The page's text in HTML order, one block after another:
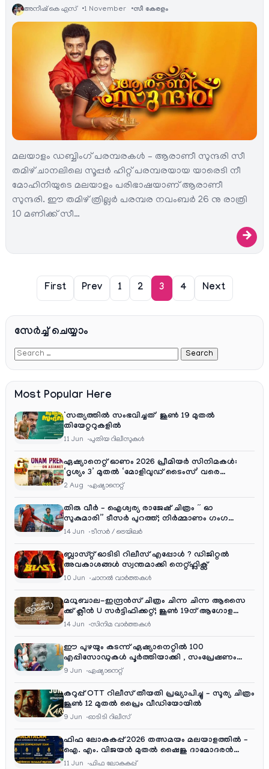
അനീഷ്‌ കെ എസ് 1 November സീ കേരളം
മലയാളം ഡബ്ബിംഗ് പരമ്പരകള്‍ – ആരാണീ സുന്ദരി സീ
തമിഴ് ചാനലിലെ സൂപ്പര്‍ ഹിറ്റ്‌ പരമ്പരയായ യാരെടി നീ
മോഹിനിയുടെ മലയാളം പരിഭാഷയാണ് ആരാണീ
സുന്ദരി. ഈ തമിഴ് ത്രില്ലര്‍ പരമ്പര നവംബര്‍ 26 നു രാത്രി
10 മണിക്ക് സീ…
→
First Prev 1 2 3 4 Next
സേര്‍ച്ച്‌ ചെയ്യാം
Most Popular Here
‘സത്യത്തിൽ സംഭവിച്ചത്’ ജൂൺ 19 മുതൽ
തിയേറ്ററുകളിൽ
11 Jun പുതിയ റിലീസുകള്‍
ഏഷ്യാനെറ്റ് ഓണം 2026 പ്രീമിയർ സിനിമകൾ:
‘ദൃശ്യം 3’ മുതൽ ‘മോളിവുഡ് ടൈംസ്’ വരെ
ആഘോഷ വിരുന്ന്
2 Aug ഏഷ്യാനെറ്റ്‌
തിരു വീർ – ഐശ്വര്യ രാജേഷ് ചിത്രം ” ഓ
സുകുമാരി” ടീസർ പുറത്ത്; നിർമ്മാണം ഗംഗ
എന്റർടൈൻമെന്റ്‌സ്
14 Jun ടീസര്‍ / ട്രെയിലര്‍
ബ്ലാസ്റ്റ് ഓടിടി റിലീസ് എപ്പോൾ ? ഡിജിറ്റൽ
അവകാശങ്ങൾ സ്വന്തമാക്കി നെറ്റ്ഫ്ലിക്സ്
10 Jun ചാനല്‍ വാര്‍ത്തകള്‍
മധുബാല-ഇന്ദ്രൻസ് ചിത്രം ചിന്ന ചിന്ന ആസൈ
ക്ക് ക്ലീൻ U സർട്ടിഫിക്കറ്റ്; ജൂൺ 19ന് ആഗോള
റിലീസ്
14 Jun സിനിമ വാര്‍ത്തകള്‍
ഈ പുഴയും കടന്ന് ഏഷ്യാനെറ്റിൽ 100
എപ്പിസോഡുകൾ പൂർത്തിയാക്കി , സംപ്രേഷണം
തിങ്കൾ മുതൽ വെള്ളി വരെ രാത്രി 9:30 ന്
9 Jun ഏഷ്യാനെറ്റ്‌
കറുപ്പ് OTT റിലീസ് തീയതി പ്രഖ്യാപിച്ചു – സൂര്യ ചിത്രം
ജൂൺ 12 മുതൽ പ്രൈം വീഡിയോയിൽ
9 Jun ഓടിടി റിലീസ്
ഫിഫ ലോകകപ്പ് 2026 തത്സമയം മലയാളത്തിൽ –
ഐ. എം. വിജയൻ മുതൽ ഷൈജു ദാമോദരൻ
വരെ കമന്ററി സംഘത്തിൽ
11 Jun ഫിഫ ലോകകപ്പ്